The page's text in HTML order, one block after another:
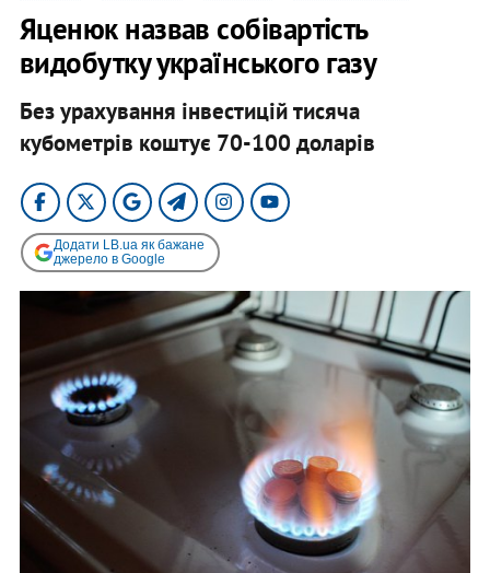
Яценюк назвав собівартість
видобутку українського газу
Без урахування інвестицій тисяча
кубометрів коштує 70-100 доларів
Додати LB.ua як бажане
джерело в Google